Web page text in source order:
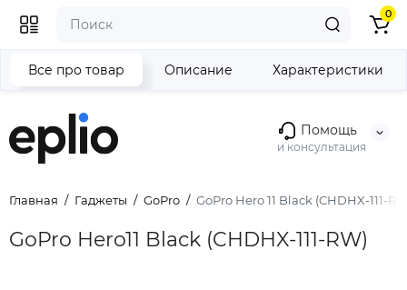
Помощь
и консультация
0
Главная Гаджеты GoPro GoPro Hero 11 Black (CHDHX-111-
GoPro Hero11 Black (CHDHX-111-RW)
Все про товар Описание Характеристики